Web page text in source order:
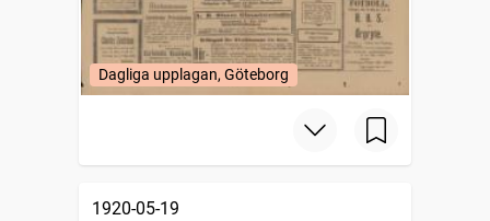
Dagliga upplagan, Göteborg
1920-05-19